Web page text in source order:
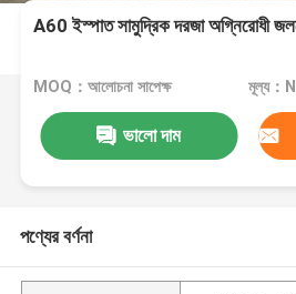
A60 ইস্পাত সামুদ্রিক দরজা অগ্নিরোধী
MOQ：আলোচনা সাপেক্ষ মূল্য：
ভালো দাম
পণ্যের বর্ণনা